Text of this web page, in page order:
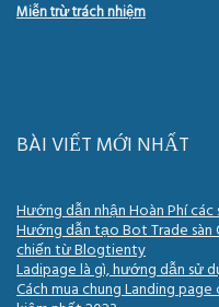
Miễn trừ trách nhiệm
BÀI VIẾT MỚI NHẤT
Hướng dẫn nhận Hoàn Phí các
Hướng dẫn tạo Bot Trade sàn
chiến từ Blogtienty
Ladipage là gì, hướng dẫn sử
Cách mua chung Landing